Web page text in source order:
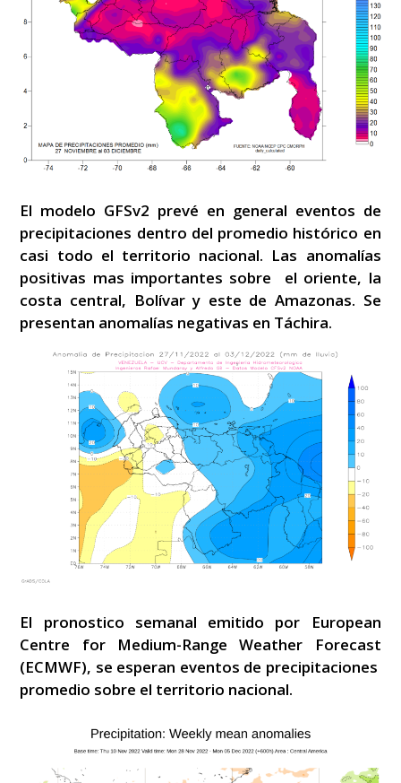
El modelo GFSv2 prevé en general eventos de
precipitaciones dentro del promedio histórico en
casi todo el territorio nacional. Las anomalías
positivas mas importantes sobre el oriente, la
costa central, Bolívar y este de Amazonas. Se
presentan anomalías negativas en Táchira.
El pronostico semanal emitido por European
Centre for Medium-Range Weather Forecast
(ECMWF), se esperan eventos de precipitaciones
promedio sobre el territorio nacional.